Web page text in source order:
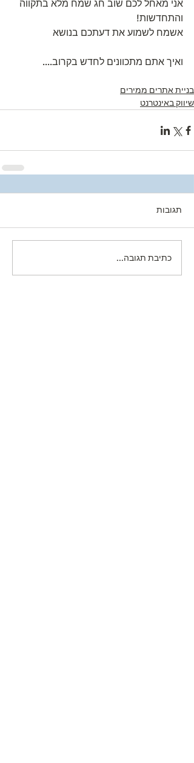
אני מאחל לכם שוב חג שמח מלא בתקווה
והתחדשות!
אשמח לשמוע את דעתכם בנושא
ואיך אתם מתכוונים לחדש בקרוב....
בניית אתרים ממירים
שיווק באינטרנט
תגובות
כתיבת תגובה...